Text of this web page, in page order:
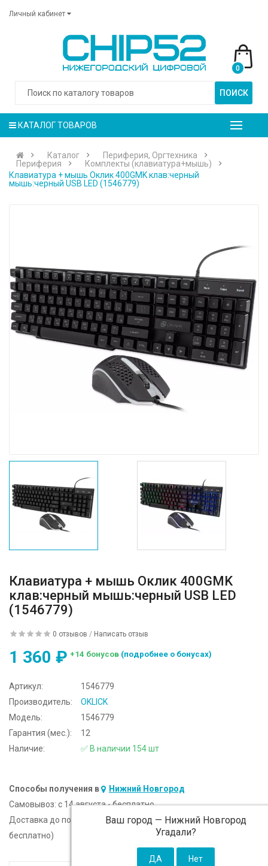
Личный кабинет
ПОИСК
0
КАТАЛОГ ТОВАРОВ
Каталог
Периферия, Оргтехника
Периферия
Комплекты (клавиатура+мышь)
Клавиатура + мышь Оклик 400GMK клав:черный
мышь:черный USB LED (1546779)
Клавиатура + мышь Оклик 400GMK
клав:черный мышь:черный USB LED
(1546779)
0 отзывов / Написать отзыв
1 360 ₽ +14 бонусов (подробнее о бонусах)
Артикул:
1546779
Производитель:
OKLICK
Модель:
1546779
Гарантия (мес.):
12
Наличие:
✅ В наличии 154 шт
Способы получения в Нижний Новгород
Ваш город — Нижний Новгород
Угадали?
Самовывоз: c 14 августа - бесплатно
Доставка до подъезда:
c 14 августа - 300 ₽ (от 5 000 ₽
бесплатно)